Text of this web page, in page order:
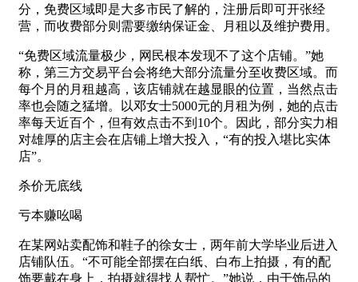
分，免费区域即是大多市民了解的，注册后即可开张经
营，而收费部分则需要缴纳保证金、月租以及维护费用。
“免费区域流量极少，网民根本发现不了这个店铺。”她
称，第三方交易平台会将绝大部分流量分至收费区域。而
每个月的月租越高，该店铺就在越显眼的位置，当然点击
率也会随之猛增。以邓女士5000元的月租为例，她的点击
率每天近百个，但有效点击不到10个。因此，部分实力相
对雄厚的店主会在店铺上增大投入，“有的投入堪比实体
店”。
杀价无底线
亏本赚吆喝
在某网站卖配饰和鞋子的徐女士，两年前大学毕业后进入
店铺队伍。“不可能全部摆在白纸、白布上拍摄，有的配
饰要戴在身上，拍摄就得找人帮忙。”她说，由于饰品的